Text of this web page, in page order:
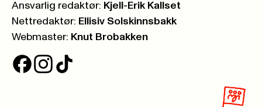
Ansvarlig redaktør: Kjell-Erik Kallset
Nettredaktør: Ellisiv Solskinnsbakk
Webmaster: Knut Brobakken